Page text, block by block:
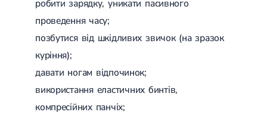
робити зарядку, уникати пасивного
проведення часу;
позбутися від шкідливих звичок (на зразок
куріння);
давати ногам відпочинок;
використання еластичних бинтів,
компресійних панчіх;